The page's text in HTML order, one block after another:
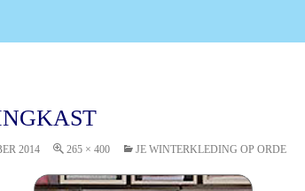
2014 265 × 400 JE WINTERKLEDING OP ORDE